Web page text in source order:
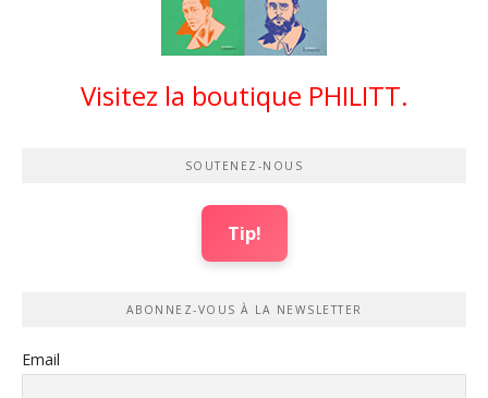
Visitez la boutique PHILITT.
SOUTENEZ-NOUS
Tip!
ABONNEZ-VOUS À LA NEWSLETTER
Email